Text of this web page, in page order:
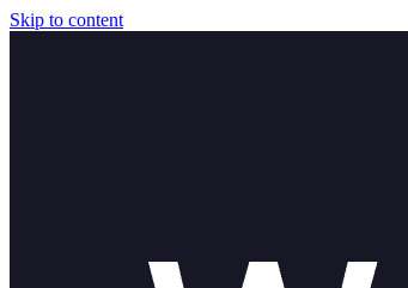
Skip to content